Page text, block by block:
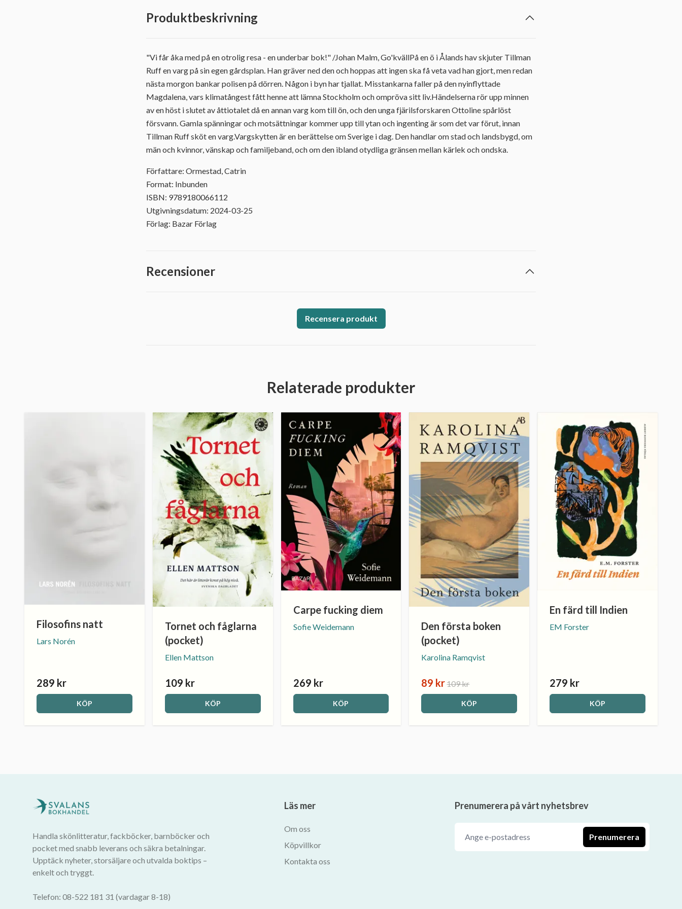
Produktbeskrivning
"Vi får åka med på en otrolig resa - en underbar bok!" /Johan Malm, Go'kvällPå en ö i Ålands hav skjuter Tillman
Ruff en varg på sin egen gårdsplan. Han gräver ned den och hoppas att ingen ska få veta vad han gjort, men redan
nästa morgon bankar polisen på dörren. Någon i byn har tjallat. Misstankarna faller på den nyinflyttade
Magdalena, vars klimatångest fått henne att lämna Stockholm och ompröva sitt liv.Händelserna rör upp minnen
av en höst i slutet av åttiotalet då en annan varg kom till ön, och den unga fjärilsforskaren Ottoline spårlöst
försvann. Gamla spänningar och motsättningar kommer upp till ytan och ingenting är som det var förut, innan
Tillman Ruff sköt en varg.Vargskytten är en berättelse om Sverige i dag. Den handlar om stad och landsbygd, om
män och kvinnor, vänskap och familjeband, och om den ibland otydliga gränsen mellan kärlek och ondska.
Författare: Ormestad, Catrin
Format: Inbunden
ISBN: 9789180066112
Utgivningsdatum: 2024-03-25
Förlag: Bazar Förlag
Recensioner
Recensera produkt
Relaterade produkter
Filosofins natt
Lars Norén
289 kr
KÖP
Tornet och fåglarna
(pocket)
Ellen Mattson
109 kr
KÖP
Carpe fucking diem
Sofie Weidemann
269 kr
KÖP
Den första boken
(pocket)
Karolina Ramqvist
89 kr109 kr
KÖP
En färd till Indien
EM Forster
279 kr
KÖP
Handla skönlitteratur, fackböcker, barnböcker och
pocket med snabb leverans och säkra betalningar.
Upptäck nyheter, storsäljare och utvalda boktips –
enkelt och tryggt.
Telefon: 08-522 181 31 (vardagar 8-18)
Läs mer
Om oss
Köpvillkor
Kontakta oss
Prenumerera på vårt nyhetsbrev
Prenumerera